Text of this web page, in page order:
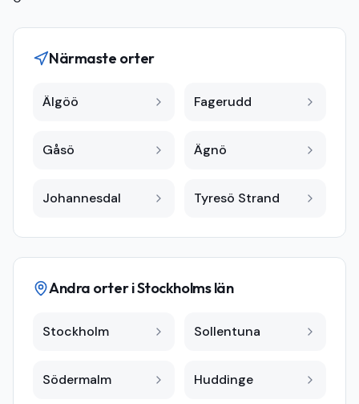
Närmaste orter
Älgöö Fagerudd
Gåsö Ägnö
Johannesdal Tyresö Strand
Andra orter iStockholms län
Stockholm Sollentuna
Södermalm Huddinge